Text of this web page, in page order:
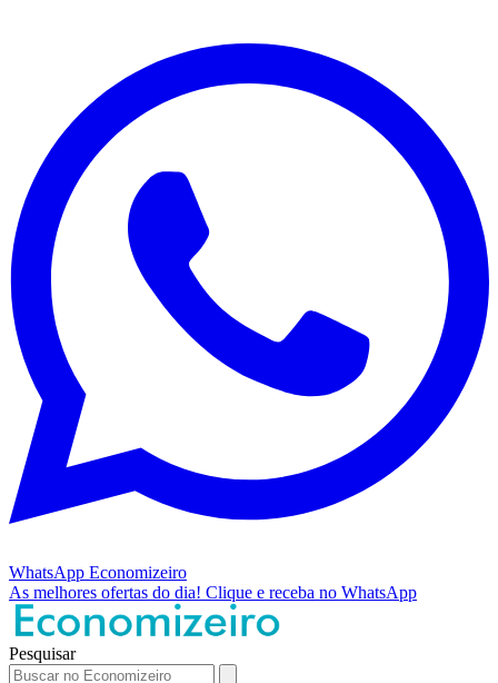
WhatsApp Economizeiro
As melhores ofertas do dia! Clique e receba no WhatsApp
Pesquisar